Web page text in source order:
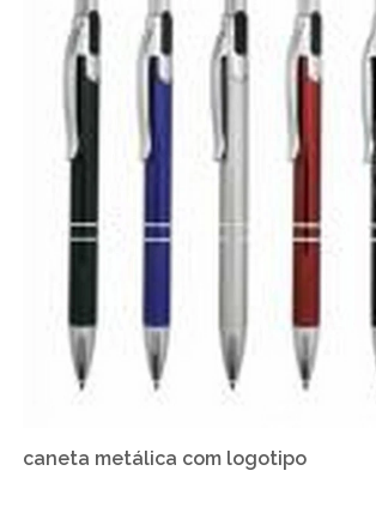
caneta metálica com logotipo